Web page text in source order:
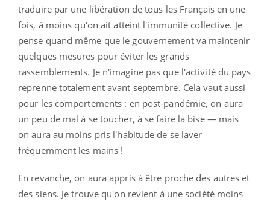
traduire par une libération de tous les Français en une
fois, à moins qu'on ait atteint l'immunité collective. Je
pense quand même que le gouvernement va maintenir
quelques mesures pour éviter les grands
rassemblements. Je n'imagine pas que l'activité du pays
reprenne totalement avant septembre. Cela vaut aussi
pour les comportements : en post-pandémie, on aura
un peu de mal à se toucher, à se faire la bise — mais
on aura au moins pris l'habitude de se laver
fréquemment les mains !
En revanche, on aura appris à être proche des autres et
des siens. Je trouve qu'on revient à une société moins